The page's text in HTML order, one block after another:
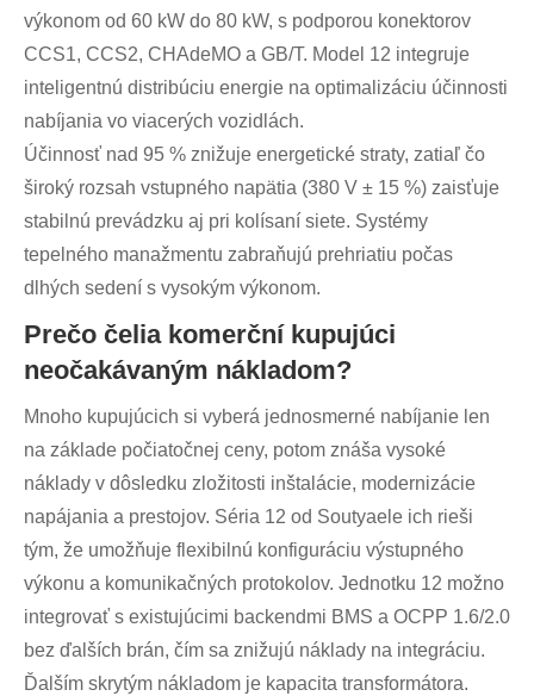
výkonom od 60 kW do 80 kW, s podporou konektorov
CCS1, CCS2, CHAdeMO a GB/T. Model 12 integruje
inteligentnú distribúciu energie na optimalizáciu účinnosti
nabíjania vo viacerých vozidlách.
Účinnosť nad 95 % znižuje energetické straty, zatiaľ čo
široký rozsah vstupného napätia (380 V ± 15 %) zaisťuje
stabilnú prevádzku aj pri kolísaní siete. Systémy
tepelného manažmentu zabraňujú prehriatiu počas
dlhých sedení s vysokým výkonom.
Prečo čelia komerční kupujúci
neočakávaným nákladom?
Mnoho kupujúcich si vyberá jednosmerné nabíjanie len
na základe počiatočnej ceny, potom znáša vysoké
náklady v dôsledku zložitosti inštalácie, modernizácie
napájania a prestojov. Séria 12 od Soutyaele ich rieši
tým, že umožňuje flexibilnú konfiguráciu výstupného
výkonu a komunikačných protokolov. Jednotku 12 možno
integrovať s existujúcimi backendmi BMS a OCPP 1.6/2.0
bez ďalších brán, čím sa znižujú náklady na integráciu.
Ďalším skrytým nákladom je kapacita transformátora.